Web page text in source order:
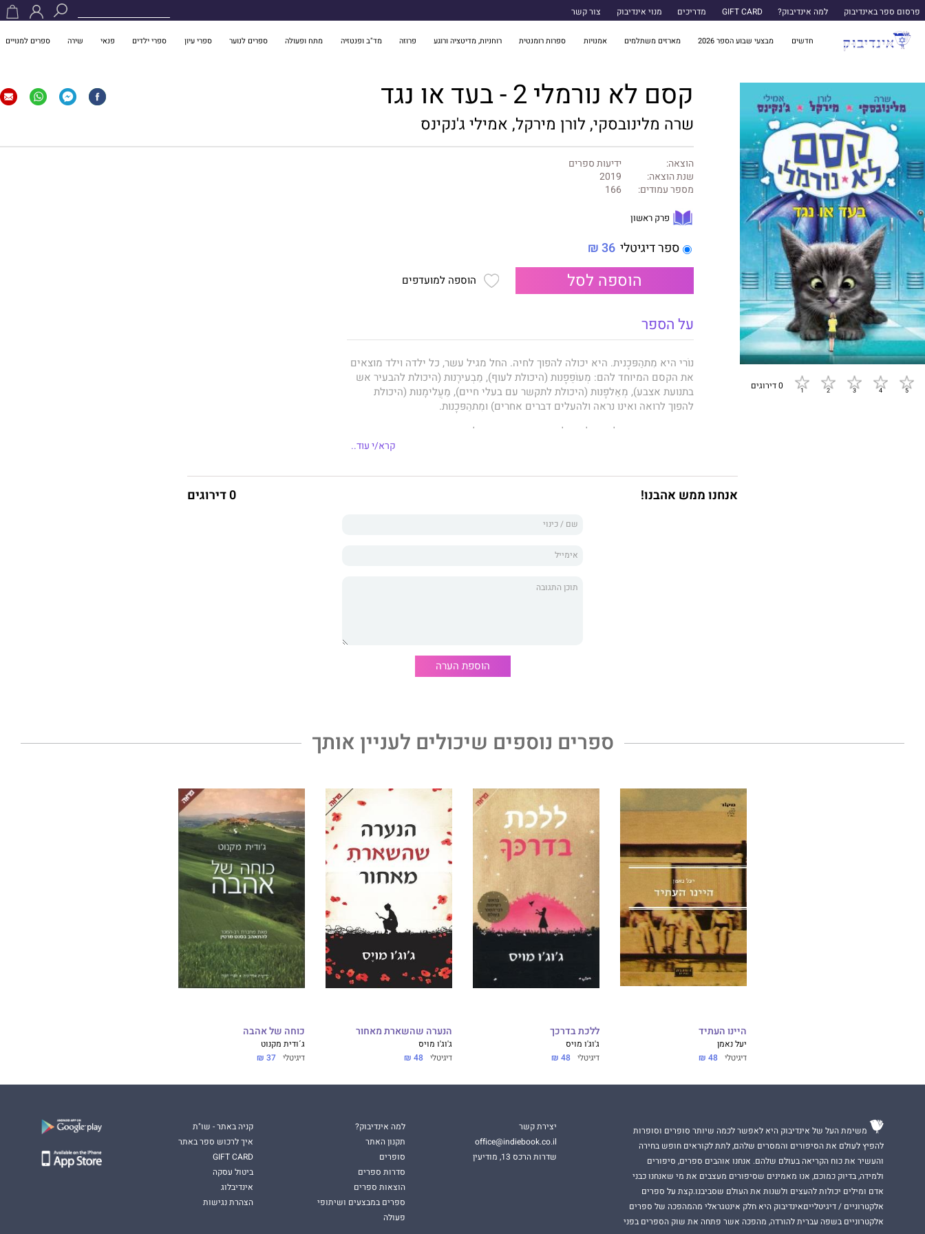
פרסום ספר באינדיבוק למה אינדיבוק? GIFT CARD מדריכים מנוי אינדיבוק צור קשר
חדשים מבצעי שבוע הספר 2026 מארזים משתלמים אמנויות ספרות רומנטית רוחניות, מדיטציה ורוגע פרוזה מד"ב ופנטזיה מתח ופעולה ספרים לנוער ספרי עיון ספרי ילדים פנאי שירה ספרים למנויים
0 דירוגים
קסם לא נורמלי 2 - בעד או נגד
שרה מלינובסקי, לורן מירקל, אמילי ג'נקינס
הוצאה:
ידיעות ספרים
שנת הוצאה:
2019
מספר עמודים:
166
פרק ראשון
ספר דיגיטלי 36 ₪
הוספה לסל הוספה למועדפים
על הספר
נוֹרי היא מִתהַפּכָנית. היא יכולה להפוך לחיה. החל מגיל עשר, כל ילדה וילד מוצאים
את הקסם המיוחד להם: מְעוֹפֵפָנוּת (היכולת לעוף), מַבְעירָנוּת (היכולת להבעיר אש
בתנועת אצבע), מְאַלפָנוּת (היכולת לתקשר עם בעלי חיים), מַעֲלימָנוּת (היכולת
להפוך לרואה ואינו נראה ולהעלים דברים אחרים) ומִתהַפּכָנוּת.
הבעיה היא שנורי לא מצליחה לבצע את הקסמים שלה כמו שצריך. היא הופכת
לדרָקוֹנתול, שזה שילוב של חתול ודרקון (מסוכן!) או לעֵזתוּל (חתול ועז, זה ברור,
בביצוע קסמים.
סדרת קסם לא נורמלינתקלים תלמידי כיתת קל"ן בקושי נוסף:
מגלים חשדנות כלפי נורי וחבריה ואפילו חושבים שצריך לסלק אותם מבית הספר.
"ספר אמיץ ומפתיע שמתאר תהליך של הכרה עצמית והתחזקות."
קרא/י עוד..
אנחנו ממש אהבנו! 0 דירוגים
הוספת הערה
ספרים נוספים שיכולים לעניין אותך
היינו העתיד
יעל נאמן
דיגיטלי 48 ₪
ללכת בדרכך
ג'וג'ו מויס
דיגיטלי 48 ₪
הנערה שהשארת מאחור
ג'וג'ו מויס
דיגיטלי 48 ₪
כוחה של אהבה
ג´ודית מקנוט
דיגיטלי 37 ₪
משימת העל של אינדיבוק היא לאפשר לכמה שיותר סופרים וסופרות
להפיץ לעולם את הסיפורים והמסרים שלהם, לתת לקוראים חופש בחירה
והעשיר את כוח הקריאה בעולם שלהם. אנחנו אוהבים ספרים, סיפורים
ולמידה, בדיוק כמוכם, אנו מאמינים שסיפורים מעצבים את מי שאנחנו כבני
אדם ומילים יכולות להעצים ולשנות את העולם שסביבנו.קצת על ספרים
אלקטרוניים / דיגיטלייםאינדיבוק היא חלק אינטגראלי מהמהפכה של ספרים
אלקטרוניים בשפה עברית להורדה, מהפכה אשר פתחה את שוק הספרים בפני
יצירת קשר
office@indiebook.co.il
שדרות הרכס 13, מודיעין
למה אינדיבוק?
תקנון האתר
סופרים
סדרות ספרים
הוצאות ספרים
ספרים במבצעים ושיתופי
פעולה
קניה באתר - שו"ת
איך לרכוש ספר באתר
GIFT CARD
ביטול עסקה
אינדיבלוג
הצהרת נגישות